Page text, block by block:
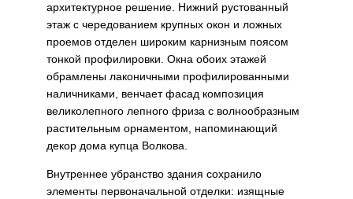
архитектурное решение. Нижний рустованный
этаж с чередованием крупных окон и ложных
проемов отделен широким карнизным поясом
тонкой профилировки. Окна обоих этажей
обрамлены лаконичными профилированными
наличниками, венчает фасад композиция
великолепного лепного фриза с волнообразным
растительным орнаментом, напоминающий
декор дома купца Волкова.
Внутреннее убранство здания сохранило
элементы первоначальной отделки: изящные